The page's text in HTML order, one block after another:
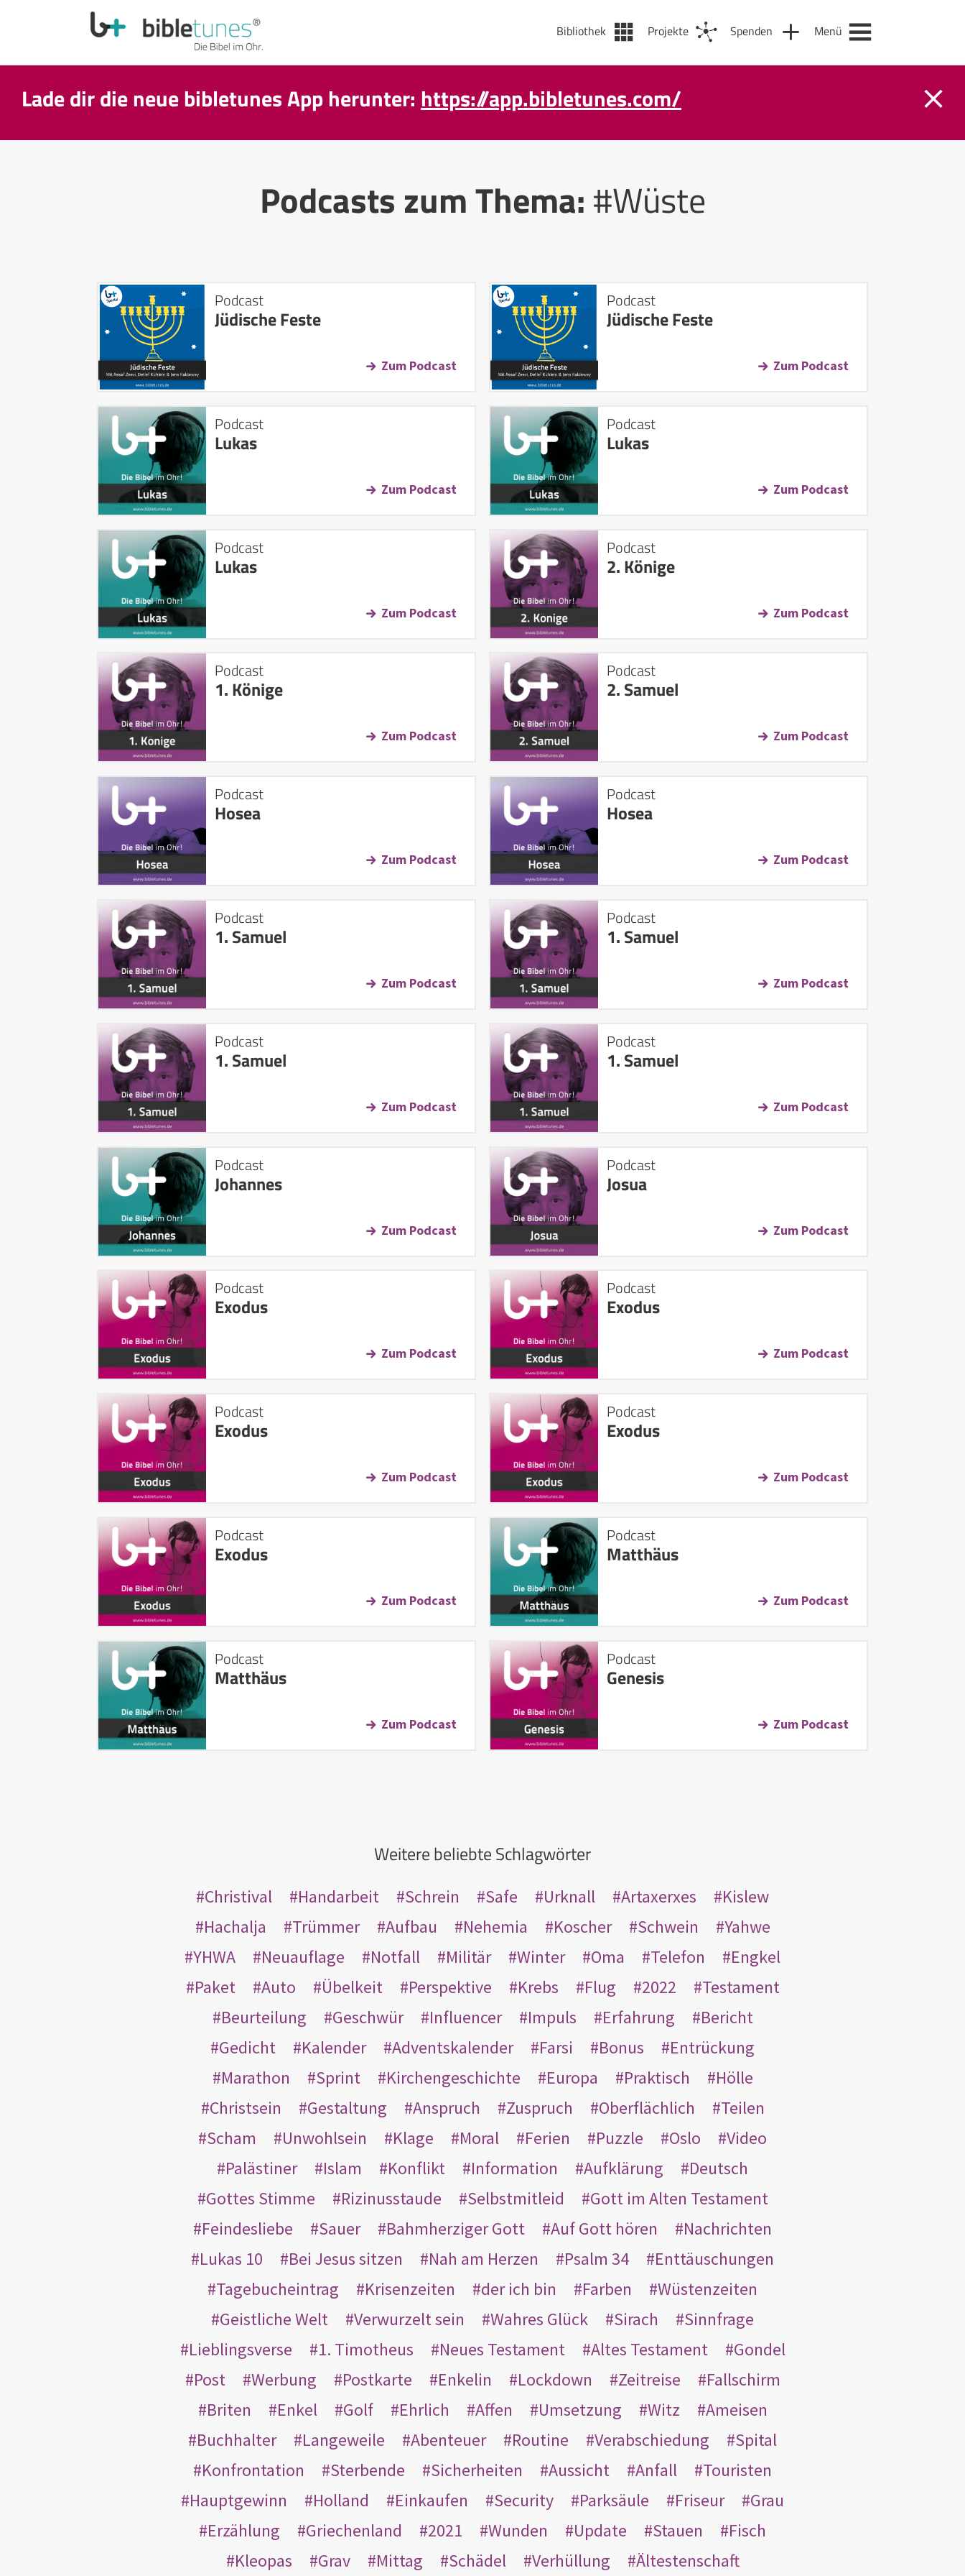
Bibliothek Projekte Spenden Menü
Lade dir die neue bibletunes App herunter: https://app.bibletunes.com/
Podcasts zum Thema:#Wüste
Podcast
Jüdische Feste
Zum Podcast
Podcast
Jüdische Feste
Zum Podcast
Podcast
Lukas
Zum Podcast
Podcast
Lukas
Zum Podcast
Podcast
Lukas
Zum Podcast
Podcast
2. Könige
Zum Podcast
Podcast
1. Könige
Zum Podcast
Podcast
2. Samuel
Zum Podcast
Podcast
Hosea
Zum Podcast
Podcast
Hosea
Zum Podcast
Podcast
1. Samuel
Zum Podcast
Podcast
1. Samuel
Zum Podcast
Podcast
1. Samuel
Zum Podcast
Podcast
1. Samuel
Zum Podcast
Podcast
Johannes
Zum Podcast
Podcast
Josua
Zum Podcast
Podcast
Exodus
Zum Podcast
Podcast
Exodus
Zum Podcast
Podcast
Exodus
Zum Podcast
Podcast
Exodus
Zum Podcast
Podcast
Exodus
Zum Podcast
Podcast
Matthäus
Zum Podcast
Podcast
Matthäus
Zum Podcast
Podcast
Genesis
Zum Podcast
Weitere beliebte Schlagwörter
Christival Handarbeit Schrein Safe Urknall Artaxerxes
Kislew
Hachalja
Trümmer Aufbau Nehemia Koscher Schwein
Yahwe
YHWA
Neuauflage Notfall Militär Winter Oma Telefon
Engkel
Paket
Auto Übelkeit Perspektive Krebs Flug 2022
Testament
Beurteilung
Geschwür Influencer Impuls Erfahrung
Bericht
Gedicht
Kalender Adventskalender Farsi Bonus
Entrückung
Marathon
Sprint Kirchengeschichte Europa Praktisch
Hölle
Christsein
Gestaltung Anspruch Zuspruch Oberflächlich
Teilen
Scham
Unwohlsein Klage Moral Ferien Puzzle Oslo
Video
Palästiner
Islam Konflikt Information Aufklärung
Deutsch
Gottes Stimme
Rizinusstaude Selbstmitleid
Gott im Alten Testament
Feindesliebe
Sauer Bahmherziger Gott Auf Gott hören
Nachrichten
Lukas 10
Bei Jesus sitzen Nah am Herzen Psalm 34
Enttäuschungen
Tagebucheintrag
Krisenzeiten der ich bin Farben
Wüstenzeiten
Geistliche Welt
Verwurzelt sein Wahres Glück Sirach
Sinnfrage
Lieblingsverse
1. Timotheus Neues Testament Altes Testament
Gondel
Post
Werbung Postkarte Enkelin Lockdown Zeitreise
Fallschirm
Briten
Enkel Golf Ehrlich Affen Umsetzung Witz
Ameisen
Buchhalter
Langeweile Abenteuer Routine Verabschiedung
Spital
Konfrontation
Sterbende Sicherheiten Aussicht Anfall
Touristen
Hauptgewinn
Holland Einkaufen Security Parksäule Friseur
Grau
Erzählung
Griechenland 2021 Wunden Update Stauen
Fisch
Kleopas
Grav Mittag Schädel Verhüllung Ältestenschaft